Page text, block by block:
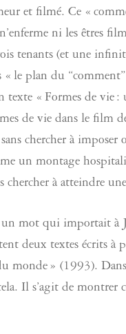
et filmé. Ce «
ni les êtres
tenants (et une
« le plan du
texte « Formes de vie
de vie dans le film
chercher à
un montage
chercher à atteindre
mot qui importait à
deux textes écrits à
monde » (1993).
Il s’agit de montrer